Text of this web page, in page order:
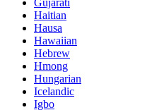
Gujarati
Haitian
Hausa
Hawaiian
Hebrew
Hmong
Hungarian
Icelandic
Igbo